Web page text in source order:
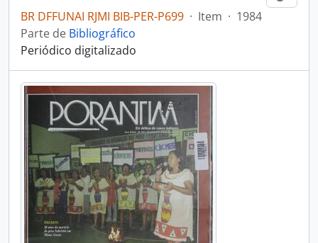
BR DFFUNAI RJMI BIB-PER-P699 · Item · 1984
Parte de Bibliográfico
Periódico digitalizado